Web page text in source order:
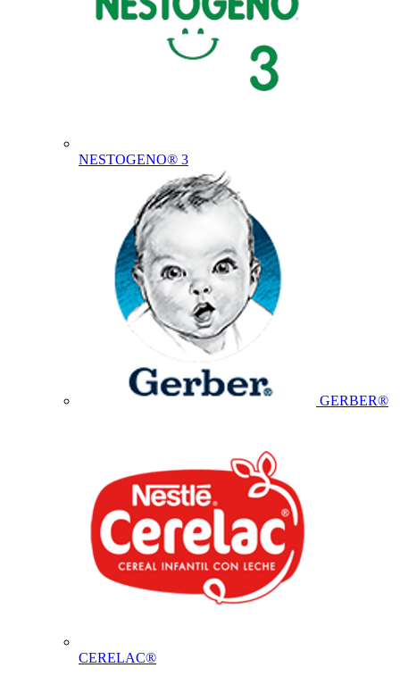
NESTOGENO® 3
GERBER®
CERELAC®